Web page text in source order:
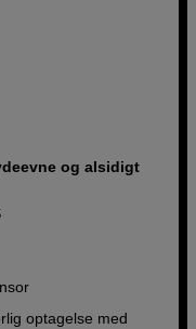
og alsidigt
optagelse med